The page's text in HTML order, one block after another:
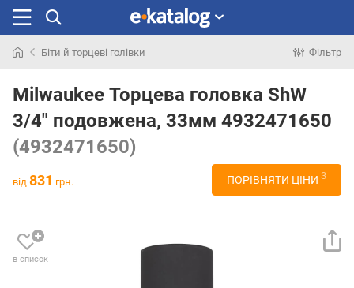
раніше
Біти й торцеві голівки Фільтр
Milwaukee Торцева головка ShW
3/4" подовжена, 33мм 4932471650
(4932471650)
від 831 грн. ПОРІВНЯТИ ЦІНИ 3
в список